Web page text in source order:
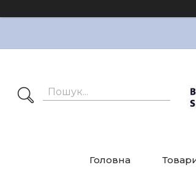
Головна